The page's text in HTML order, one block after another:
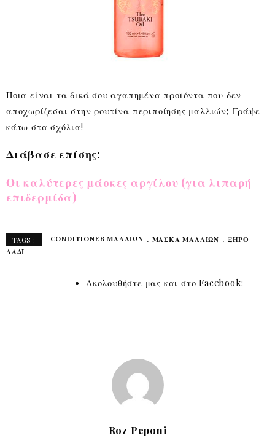
Ποια είναι τα δικά σου αγαπημένα προϊόντα που δεν
αποχωρίζεσαι στην ρουτίνα περιποίησης μαλλιών; Γράψε
κάτω στα σχόλια!
Διάβασε επίσης:
Οι καλύτερες μάσκες αργίλου (για λιπαρή
επιδερμίδα)
TAGS : CONDITIONER ΜΑΛΛΙΩΝ ΜΑΣΚΑ ΜΑΛΛΙΩΝ
ΞΗΡΟ
ΛΑΔΙ
Ακολουθήστε μας και στο Facebook:
Roz Peponi